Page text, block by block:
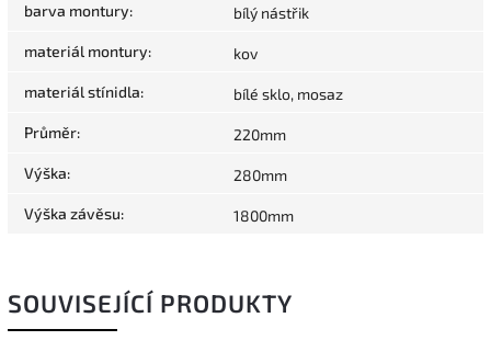
barva montury: bílý nástřik
materiál montury: kov
materiál stínidla: bílé sklo, mosaz
Průměr: 220mm
Výška: 280mm
Výška závěsu: 1800mm
SOUVISEJÍCÍ PRODUKTY